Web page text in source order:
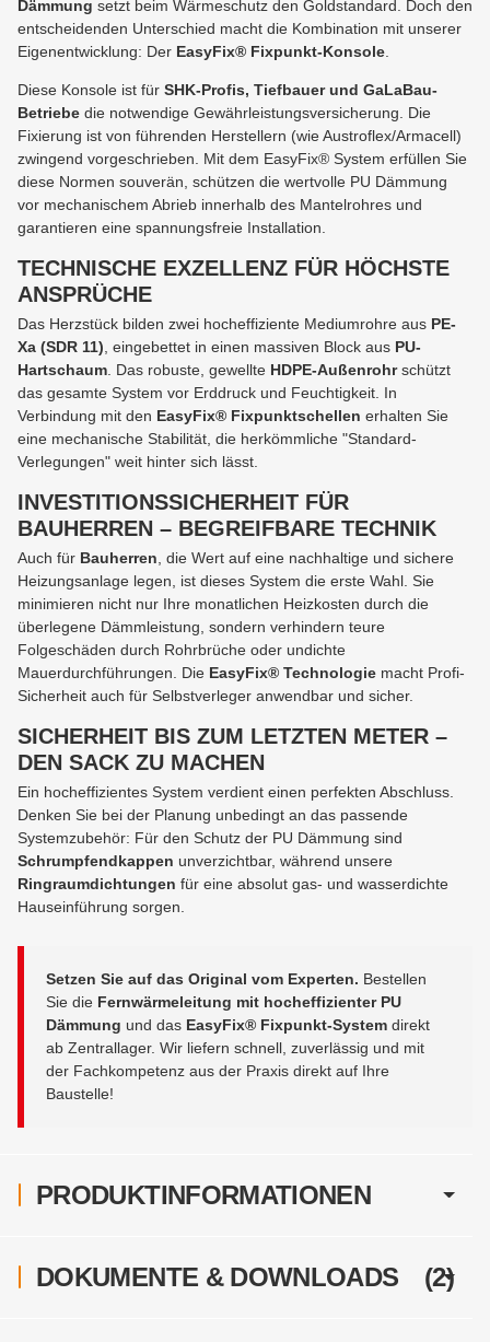
PRODUKTINFORMATIONEN
Dämmung setzt beim Wärmeschutz den Goldstandard. Doch den
entscheidenden Unterschied macht die Kombination mit unserer
Eigenentwicklung: Der EasyFix® Fixpunkt-Konsole
Diese Konsole ist für SHK-Profis, Tiefbauer und GaLaBau-
Betriebe die notwendige Gewährleistungsversicherung. Die
Fixierung ist von führenden Herstellern (wie Austroflex/Armacell)
zwingend vorgeschrieben. Mit dem EasyFix® System erfüllen Sie
diese Normen souverän, schützen die wertvolle PU Dämmung
vor mechanischem Abrieb innerhalb des Mantelrohres und
garantieren eine spannungsfreie Installation.
TECHNISCHE EXZELLENZ FÜR HÖCHSTE
ANSPRÜCHE
Das Herzstück bilden zwei hocheffiziente Mediumrohre aus PE-
Xa (SDR 11) , eingebettet in einen massiven Block aus PU-
Hartschaum . Das robuste, gewellte HDPE-Außenrohrschützt
das gesamte System vor Erddruck und Feuchtigkeit. In
Verbindung mit den EasyFix® Fixpunktschellen erhalten Sie
eine mechanische Stabilität, die herkömmliche "Standard-
Verlegungen" weit hinter sich lässt.
INVESTITIONSSICHERHEIT FÜR
BAUHERREN – BEGREIFBARE TECHNIK
Auch für Bauherren , die Wert auf eine nachhaltige und sichere
Heizungsanlage legen, ist dieses System die erste Wahl. Sie
minimieren nicht nur Ihre monatlichen Heizkosten durch die
überlegene Dämmleistung, sondern verhindern teure
Folgeschäden durch Rohrbrüche oder undichte
Mauerdurchführungen. Die EasyFix® Technologie macht Profi-
Sicherheit auch für Selbstverleger anwendbar und sicher.
SICHERHEIT BIS ZUM LETZTEN METER –
DEN SACK ZU MACHEN
Ein hocheffizientes System verdient einen perfekten Abschluss.
Denken Sie bei der Planung unbedingt an das passende
Systemzubehör: Für den Schutz der PU Dämmung sind
Schrumpfendkappen unverzichtbar, während unsere
Ringraumdichtungen für eine absolut gas- und wasserdichte
Hauseinführung sorgen.
Setzen Sie auf das Original vom Experten. Bestellen
Sie die Fernwärmeleitung mit hocheffizienter PU
Dämmung und das EasyFix® Fixpunkt-System direkt
ab Zentrallager. Wir liefern schnell, zuverlässig und mit
der Fachkompetenz aus der Praxis direkt auf Ihre
Baustelle!
DOKUMENTE & DOWNLOADS (2)